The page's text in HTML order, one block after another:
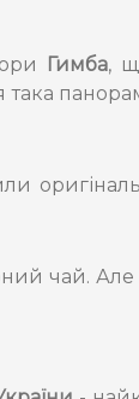
Гимба,
така
чай.